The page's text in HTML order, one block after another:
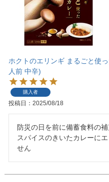
ホクトのエリンギ まるごと使
人前 中辛)
購入者
投稿日 2025/08/18
防災の日を前に備蓄食料の
スパイスのきいたカレーに
せん